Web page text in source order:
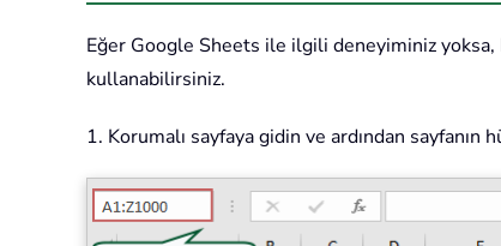
Eğer Google Sheets ile ilgili deneyiminiz yoksa,
kullanabilirsiniz.
1. Korumalı sayfaya gidin ve ardından